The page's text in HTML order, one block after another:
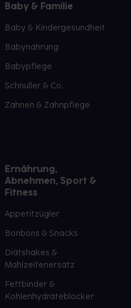
Baby & Familie
Baby & Kindergesundheit
Babynahrung
Babypflege
Schnuller & Co.
Zahnen & Zahnpflege
Ernährung,
Abnehmen, Sport &
Fitness
Appetitzügler
Bonbons & Snacks
Diätshakes &
Mahlzeitenersatz
Fettbinder &
Kohlenhydrateblocker